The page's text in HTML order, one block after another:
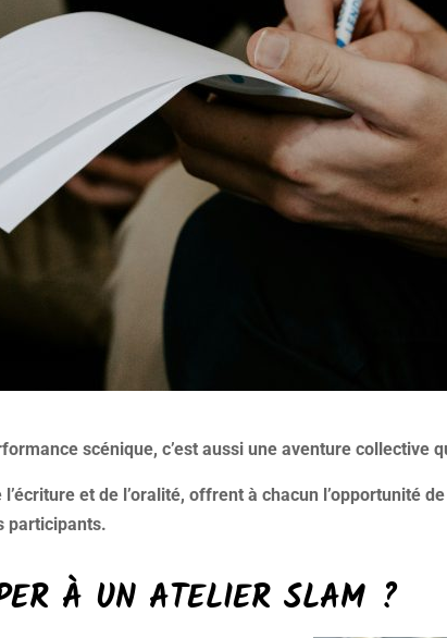
scénique, c’est aussi une aventure collective
et de l’oralité, offrent à chacun l’opportunité
participants.
À UN ATELIER SLAM ?